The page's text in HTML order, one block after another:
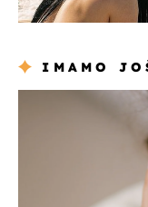
IMAMO
moda & ljepota